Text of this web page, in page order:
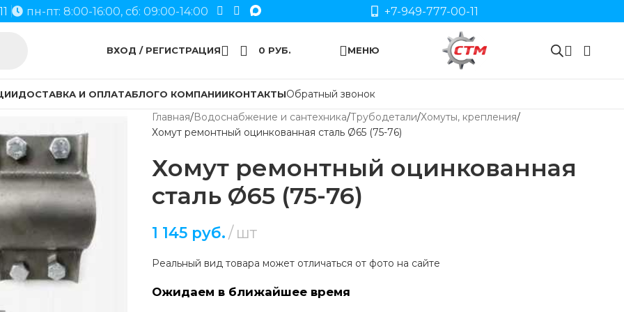
пн-пт: 8:00-16:00, сб: 09:00-14:00 +7-949-777-00-11
ВХОД / РЕГИСТРАЦИЯ 0 РУБ. МЕНЮ
ДОСТАВКА И ОПЛАТАБЛОГО КОМПАНИИКОНТАКТЫОбратный звонок
Главная Водоснабжение и сантехника Трубодетали Хомуты, крепления
Хомут ремонтный оцинкованная сталь Ø65 (75-76)
Хомут ремонтный оцинкованная
сталь Ø65 (75-76)
1 145 руб. шт
Реальный вид товара может отличаться от фото на сайте
Ожидаем в ближайшее время